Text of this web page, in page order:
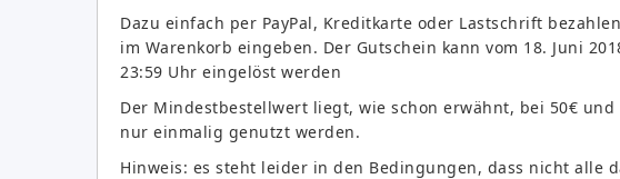
Dazu einfach per PayPal, Kreditkarte oder Lastschrift
im Warenkorb eingeben. Der Gutschein kann vom 18. Juni
23:59 Uhr eingelöst werden
Der Mindestbestellwert liegt, wie schon erwähnt, bei 50€
nur einmalig genutzt werden.
Hinweis: es steht leider in den Bedingungen, dass nicht alle